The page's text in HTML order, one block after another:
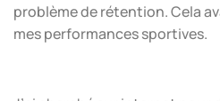
problème de rétention. Cela
mes performances sportives.